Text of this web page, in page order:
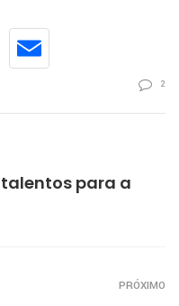
2
para a
PRÓXIMO